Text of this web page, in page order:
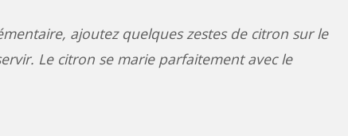
ajoutez quelques zestes de citron sur le
Le citron se marie parfaitement avec le